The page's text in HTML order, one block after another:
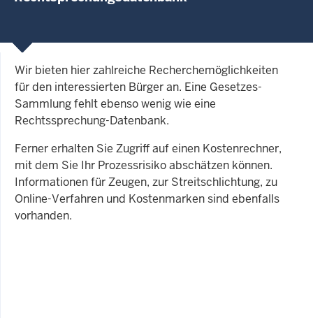
Wir bieten hier zahlreiche Recherchemöglichkeiten
für den interessierten Bürger an. Eine Gesetzes-
Sammlung fehlt ebenso wenig wie eine
Rechtssprechung-Datenbank.
Ferner erhalten Sie Zugriff auf einen Kostenrechner,
mit dem Sie Ihr Prozessrisiko abschätzen können.
Informationen für Zeugen, zur Streitschlichtung, zu
Online-Verfahren und Kostenmarken sind ebenfalls
vorhanden.